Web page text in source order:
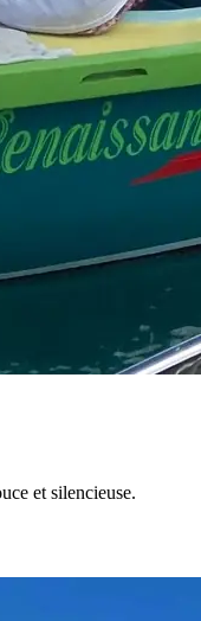
et silencieuse.